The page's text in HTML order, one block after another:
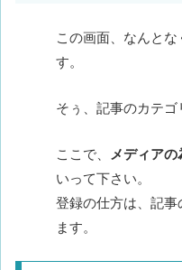
この画面、なんと
す。
そぅ、記事のカテゴ
ここで、 メディア
いって下さい。
登録の仕方は、記
ます。